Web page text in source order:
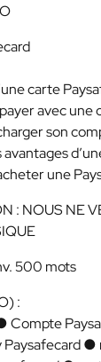
carte
avec une
son
avantages
une
: NOUS NE
500 mots
:
Compte
●